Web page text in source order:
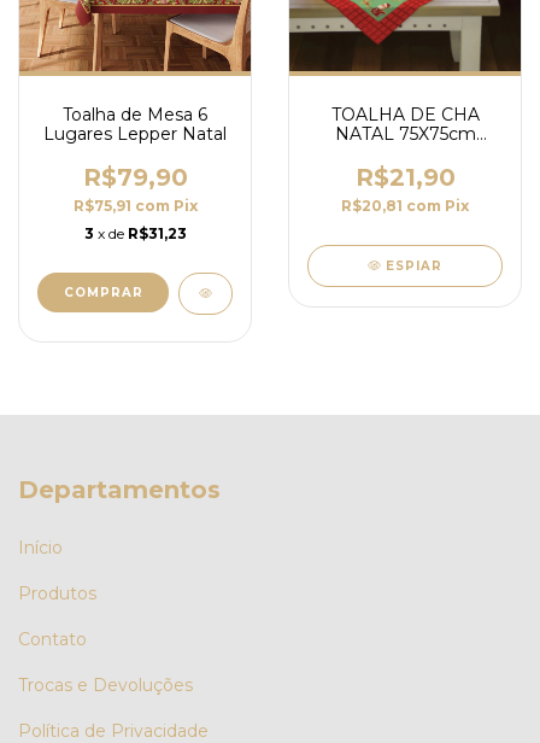
Toalha de Mesa 6
Lugares Lepper Natal
R$79,90
R$75,91 com Pix
3 x de R$31,23
TOALHA DE CHA
NATAL 75X75cm
R$21,90
R$20,81 com Pix
ESPIAR
Departamentos
Início
Produtos
Contato
Trocas e Devoluções
Política de Privacidade